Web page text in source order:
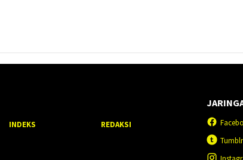
INDEKS REDAKSI
Tumblr